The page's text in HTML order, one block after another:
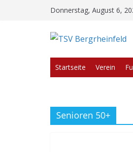
Donnerstag, August 6,
Startseite Verein
Senioren 50+